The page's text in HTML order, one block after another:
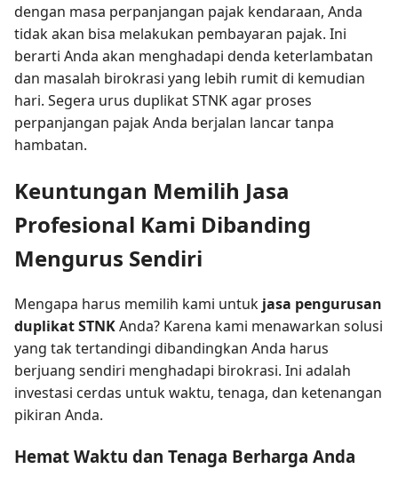
dengan masa perpanjangan pajak kendaraan, Anda
tidak akan bisa melakukan pembayaran pajak. Ini
berarti Anda akan menghadapi denda keterlambatan
dan masalah birokrasi yang lebih rumit di kemudian
hari. Segera urus duplikat STNK agar proses
perpanjangan pajak Anda berjalan lancar tanpa
hambatan.
Keuntungan Memilih Jasa
Profesional Kami Dibanding
Mengurus Sendiri
Mengapa harus memilih kami untuk jasa pengurusan
duplikat STNKAnda? Karena kami menawarkan solusi
yang tak tertandingi dibandingkan Anda harus
berjuang sendiri menghadapi birokrasi. Ini adalah
investasi cerdas untuk waktu, tenaga, dan ketenangan
pikiran Anda.
Hemat Waktu dan Tenaga Berharga Anda